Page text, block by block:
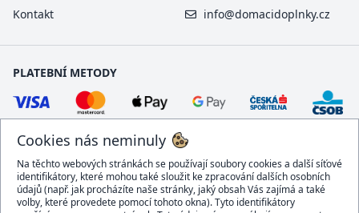
Cookies nás neminuly
Na těchto webových stránkách se používají soubory cookies a další síťové
identifikátory, které mohou také sloužit ke zpracování dalších osobních
údajů (např. jak procházíte naše stránky, jaký obsah Vás zajímá a také
volby, které provedete pomocí tohoto okna). Tyto identifikátory
Kontakt
info@domacidoplnky.cz
PLATEBNÍ METODY